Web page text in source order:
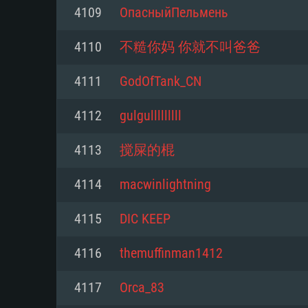
Mínimo
77XX / NVIDIA GeForce GTX
mínima suportada: 720p
Network: Internet de banda larga.
Mínimo
mais recente
Processador: Core i5 2.2GHz
não suportado)
Memória: 6 GB
Placa Gráfica: Intel Iris Pro 5200
mínima suportada: 720p com
Mínimo
do Linux de 64bit
Processador: Dual-Core 2.4 GHz
Memória: 4 GB
Placa Gráfica: NVIDIA 660 com
recentes (não mais de 6
Vulkan (não mais de 6 meses);
4109 ОпасныйПельмень
4110 不糙你妈 你就不叫爸爸
4111 GodOfTank_CN
4112 gulgulllllllll
4113 搅屎的棍
4114 macwinlightning
4115 DIC KEEP
4116 themuffinman1412
4117 Orca_83